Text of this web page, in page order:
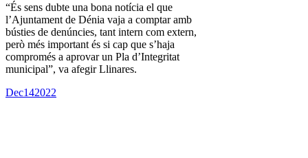
“És sens dubte una bona notícia el que
l’Ajuntament de Dénia vaja a comptar amb
bústies de denúncies, tant intern com extern,
però més important és si cap que s’haja
compromés a aprovar un Pla d’Integritat
municipal”, va afegir Llinares.
Dec142022